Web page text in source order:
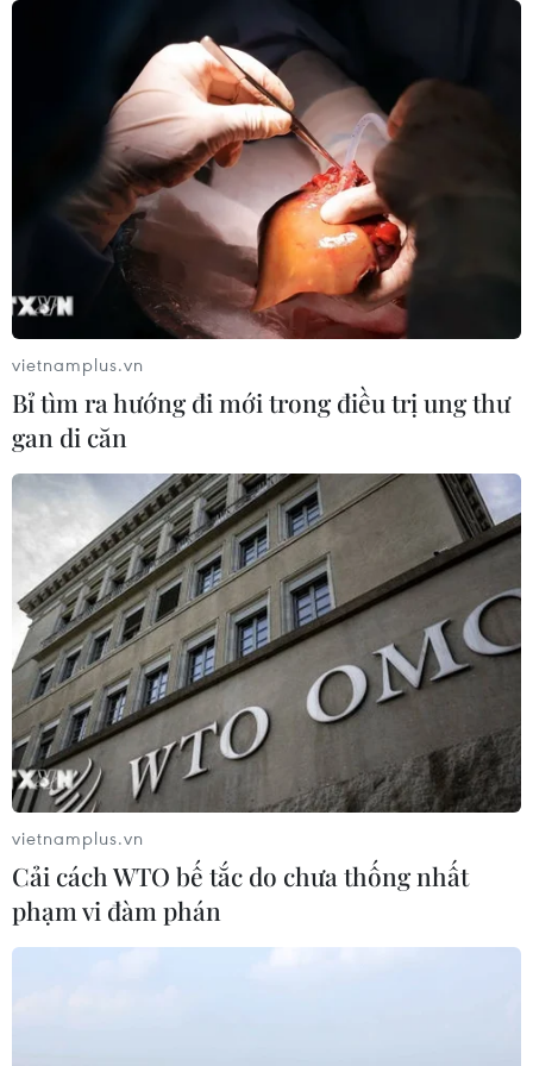
Lần đầu tiên chụp được bề mặt Mặt
Trời với độ nét chưa từng có
06/08/2026 09:41
Ca vi phẫu ghép da đầu hiếm gặp
giúp bé gái phục hồi sau 10 năm
06/08/2026 07:15
Việt Nam hướng tới làm
chủ 10 công nghệ lõi vào năm 2030
06/08/2026 04:38
Việt Nam và Lào thúc đẩy hợp tác
khoa học
05/08/2026 23:43
Phát triển mô hình AI giải mã “ngôn
ngữ của não bộ”
Ngoại giao khoa học-
vietnamplus.vn
Bỉ tìm ra hướng đi mới trong điều trị ung thư
gan di căn
vietnamplus.vn
Cải cách WTO bế tắc do chưa thống nhất
phạm vi đàm phán